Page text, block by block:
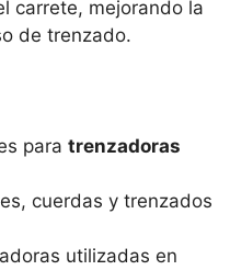
carrete, mejorando la
de trenzado.
para trenzadoras
cuerdas y trenzados
utilizadas en